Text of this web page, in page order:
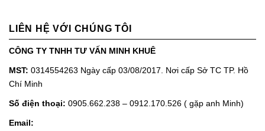
LIÊN HỆ VỚI CHÚNG TÔI
CÔNG TY TNHH TƯ VẤN MINH KHUÊ
MST: 0314554263 Ngày cấp 03/08/2017. Nơi cấp Sở TC TP. Hồ
Chí Minh
Số điện thoại: 0905.662.238 – 0912.170.526 ( gặp anh Minh)
Email: